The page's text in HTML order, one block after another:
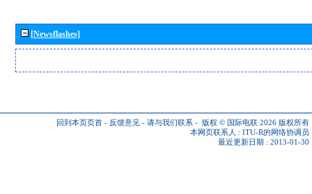
[Newsflashes]
回到本页页首 - 反馈意见 - 请与我们联系 - 版权 © 国际电联 2026 版权所有
本网页联系人 : ITU-R的网络协调员
最近更新日期 : 2013-01-30